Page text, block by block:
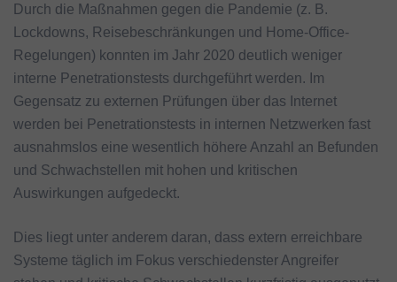
Durch die Maßnahmen gegen die Pandemie (z. B.
Lockdowns, Reisebeschränkungen und Home-Office-
Regelungen) konnten im Jahr 2020 deutlich weniger
interne Penetrationstests durchgeführt werden. Im
Gegensatz zu externen Prüfungen über das Internet
werden bei Penetrationstests in internen Netzwerken fast
ausnahmslos eine wesentlich höhere Anzahl an Befunden
und Schwachstellen mit hohen und kritischen
Auswirkungen aufgedeckt.
Dies liegt unter anderem daran, dass extern erreichbare
Systeme täglich im Fokus verschiedenster Angreifer